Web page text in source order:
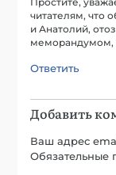
Простите,
читателям, что
и Анатолий,
меморандумом,
Ответить
Добавить
Ваш адрес
Обязательные